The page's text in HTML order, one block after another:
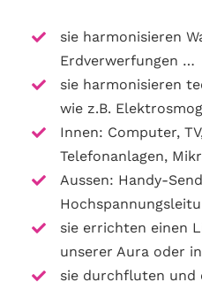
sie harmonisieren
Erdverwerfungen …
sie harmonisieren
wie z.B.
Innen: Computer,
Telefonanlagen,
Aussen: Handy-
sie errichten einen
unserer Aura oder
sie durchfluten und